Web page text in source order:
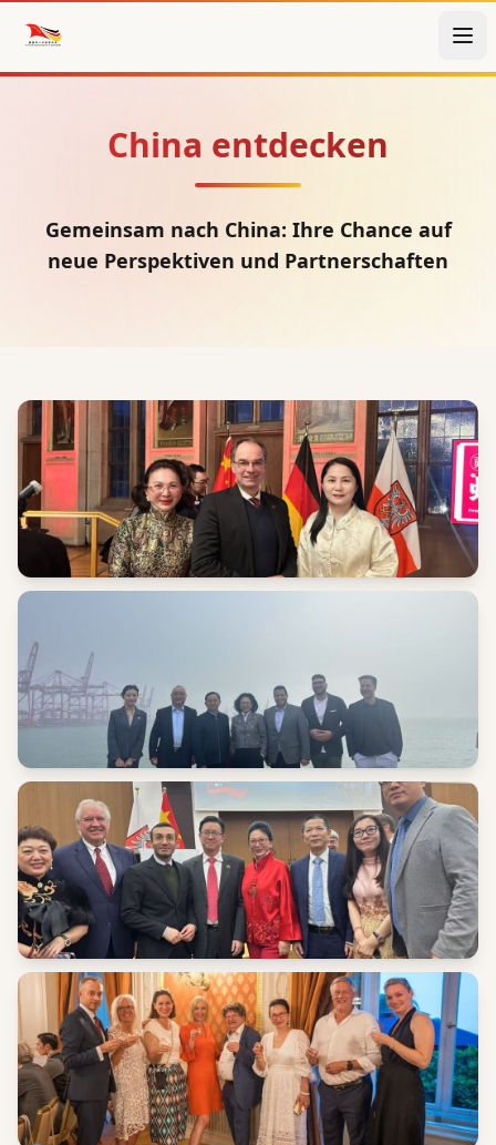
China entdecken
Gemeinsam nach China: Ihre Chance auf
neue Perspektiven und Partnerschaften